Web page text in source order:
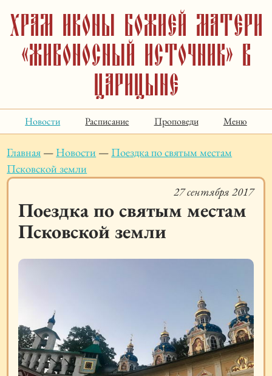
Храм иконы Божией Матери
«Живоносный Источник» в
Царицыне
Новости Расписание Проповеди Меню
Главная — Новости — Поездка по святым местам
Псковской земли
27 сентября 2017
Поездка по святым местам
Псковской земли